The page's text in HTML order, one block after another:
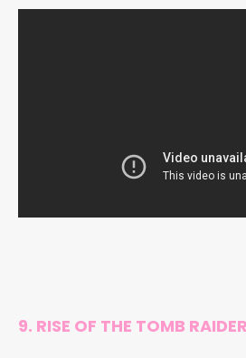
9. RISE OF THE TOMB RAIDER